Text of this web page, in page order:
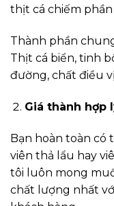
thịt cá chiếm phần
Thành phần
Thịt cá biển, tinh
đường, chất điều
Giá thành hợp
Bạn hoàn toàn có
viên thả lẩu hay
tôi luôn mong
chất lượng nhất